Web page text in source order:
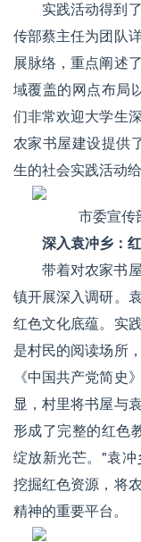
实践活动得到
传部蔡主任为团队
展脉络，重点阐述
域覆盖的网点布局
们非常欢迎大学生
农家书屋建设提供
生的社会实践活动
市委宣传
深入袁冲乡：
带着对农家书
镇开展深入调研。
红色文化底蕴。实
是村民的阅读场所
《中国共产党简史
显，村里将书屋与
形成了完整的红色
绽放新光芒。"袁
挖掘红色资源，将
精神的重要平台。